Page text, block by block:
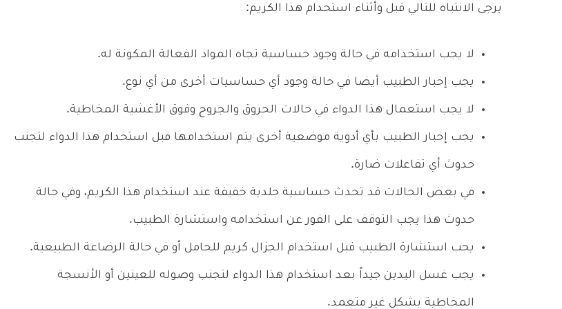
يرجى الانتباه للتالي قبل وأثناء استخدام هذا الكريم:
لا يجب استخدامه في حالة وجود حساسية تجاه المواد الفعالة المكونة له.
يجب إخبار الطبيب أيضا في حالة وجود أي حساسيات أخرى من أي نوع.
لا يجب استعمال هذا الدواء في حالات الحروق والجروح وفوق الأغشية المخاطية.
يجب إخبار الطبيب بأي أدوية موضعية أخرى يتم استخدامها فبل استخدام هذا الدواء لتجنب
حدوث أي تفاعلات ضارة.
في بعض الحالات قد تحدث حساسية جلدية خفيفة عند استخدام هذا الكريم، وفي حالة
حدوث هذا يجب التوقف على الفور عن استخدامه واستشارة الطبيب.
يجب استشارة الطبيب فبل استخدام الجزال كريم للحامل أو في حالة الرضاعة الطبيعية.
يجب غسل اليدين جيداً بعد استخدام هذا الدواء لتجنب وصوله للعينين أو الأنسجة
المخاطية بشكل غير متعمد.